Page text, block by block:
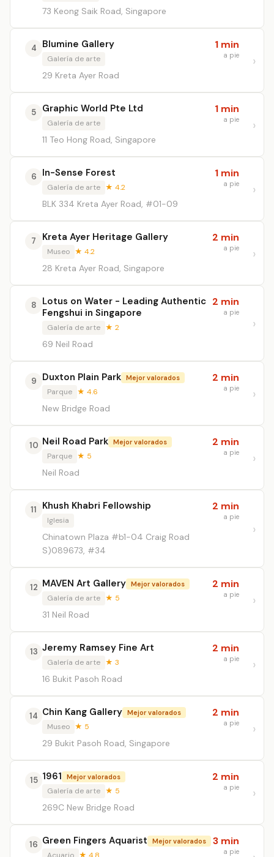
73 Keong Saik Road, Singapore
4 Blumine Gallery
Galería de arte
29 Kreta Ayer Road
1 min
a pie
5 Graphic World Pte Ltd
Galería de arte
11 Teo Hong Road, Singapore
1 min
a pie
6 In-Sense Forest
Galería de arte ★ 4.2
BLK 334 Kreta Ayer Road, #01-09
1 min
a pie
7 Kreta Ayer Heritage Gallery
Museo ★ 4.2
28 Kreta Ayer Road, Singapore
2 min
a pie
8
Lotus on Water - Leading Authentic
Fengshui in Singapore
Galería de arte ★ 2
69 Neil Road
2 min
a pie
9 Duxton Plain Park Mejor valorados
Parque ★ 4.6
New Bridge Road
2 min
a pie
10 Neil Road Park Mejor valorados
Parque ★ 5
Neil Road
2 min
a pie
11 Khush Khabri Fellowship
Iglesia
Chinatown Plaza #b1-04 Craig Road
S)089673, #34
2 min
a pie
12 MAVEN Art Gallery Mejor valorados
Galería de arte ★ 5
31 Neil Road
2 min
a pie
13 Jeremy Ramsey Fine Art
Galería de arte ★ 3
16 Bukit Pasoh Road
2 min
a pie
14 Chin Kang Gallery Mejor valorados
Museo ★ 5
29 Bukit Pasoh Road, Singapore
2 min
a pie
15 1961 Mejor valorados
Galería de arte ★ 5
269C New Bridge Road
2 min
a pie
16 Green Fingers Aquarist Mejor valorados 3 min
a pie